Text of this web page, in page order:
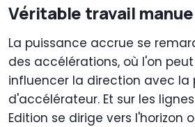
Véritable travail
La puissance accrue se
des accélérations, où l'on
influencer la direction avec la
d'accélérateur. Et sur les
Edition se dirige vers l'horizon